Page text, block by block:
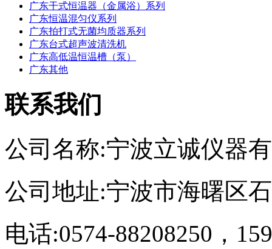
广东干式恒温器（金属浴）系列
广东恒温混匀仪系列
广东拍打式无菌均质器系列
广东台式超声波清洗机
广东高低温恒温槽（泵）
广东其他
联系我们
公司名称:宁波立诚仪器
公司地址:宁波市海曙区
电话:0574-88208250，